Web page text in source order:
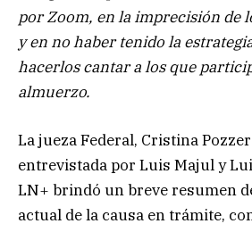
por Zoom, en la imprecisión de
y en no haber tenido la
hacerlos cantar a los que
almuerzo.
La jueza Federal, Cristina Pozzer
entrevistada por Luis Majul y
LN+ brindó un breve resumen
actual de la causa en trámite,